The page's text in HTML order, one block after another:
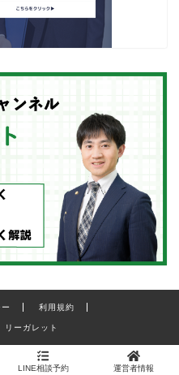
利用規約
ーガレット
LINE相談予約 運営者情報